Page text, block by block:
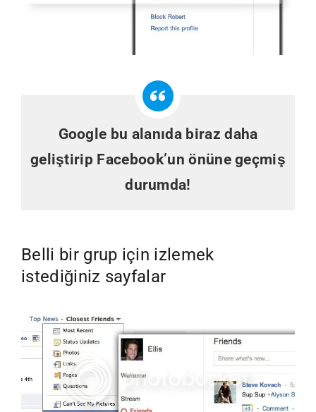
Google bu alanıda biraz daha
geliştirip Facebook’un önüne geçmiş
durumda!
Belli bir grup için izlemek
istediğiniz sayfalar